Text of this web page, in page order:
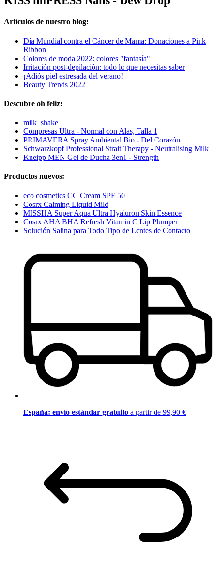
Artículos de nuestro blog:
Día Mundial contra el Cáncer de Mama: Donaciones a Pink
Ribbon
Colores de moda 2022: colores "fantasía"
Irritación post-depilación: todo lo que necesitas saber
¡Adiós piel estresada del verano!
Beauty Trends 2022
Descubre oh feliz:
milk_shake
Compresas Ultra - Normal con Alas, Talla 1
PRIMAVERA Spray Ambiental Bio - Del Corazón
Schwarzkopf Professional Strait Therapy - Neutralising Milk
Kneipp MEN Gel de Ducha 3en1 - Strength
Productos nuevos:
eco cosmetics CC Cream SPF 50
Cosrx Calming Liquid Mild
MISSHA Super Aqua Ultra Hyaluron Skin Essence
Cosrx AHA BHA Refresh Vitamin C Lip Plumper
Solución Salina para Todo Tipo de Lentes de Contacto
España: envío estándar gratuito a partir de 99,90 €